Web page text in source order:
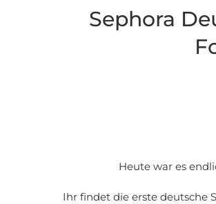
Sephora
Heute war es
Ihr findet die erste deutsche